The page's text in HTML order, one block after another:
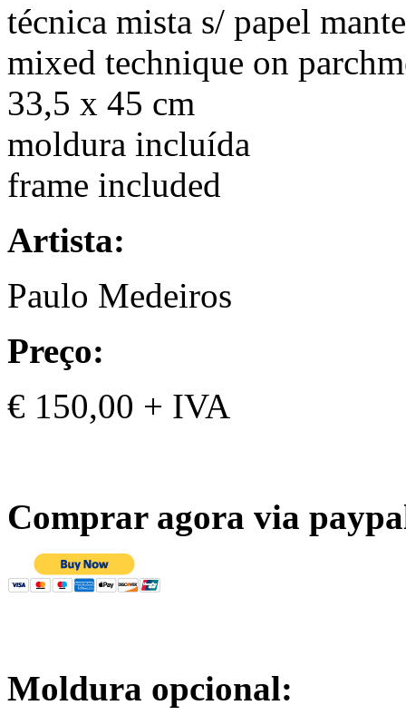
técnica mista s/ papel
mixed technique on
33,5 x 45 cm
moldura incluída
frame included
Artista:
Paulo Medeiros
Preço:
€ 150,00 + IVA
Comprar agora via
Moldura opcional: